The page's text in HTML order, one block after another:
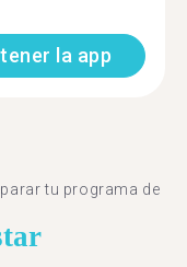
la app
tu programa de